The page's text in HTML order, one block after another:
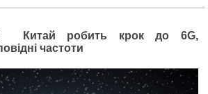
Китай робить крок до 6G,
частоти